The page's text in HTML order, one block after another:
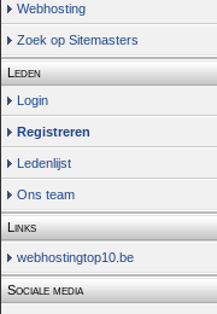
Webhosting
Zoek op Sitemasters
Leden
Login
Registreren
Ledenlijst
Ons team
Links
webhostingtop10.be
Sociale media